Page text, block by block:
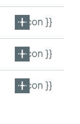
{{ icon }}
{{ icon }}
{{ icon }}